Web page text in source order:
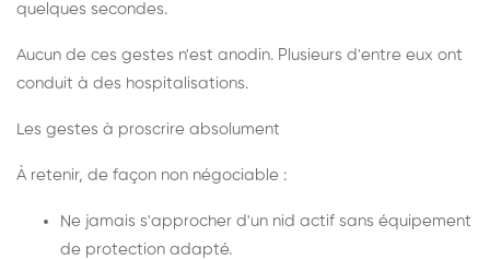
quelques secondes.
Aucun de ces gestes n'est anodin. Plusieurs d'entre eux ont
conduit à des hospitalisations.
Les gestes à proscrire absolument
À retenir, de façon non négociable :
Ne jamais s'approcher d'un nid actif sans équipement
de protection adapté.